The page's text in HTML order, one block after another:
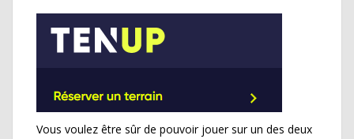
Vous voulez être sûr de pouvoir jouer sur un des deux